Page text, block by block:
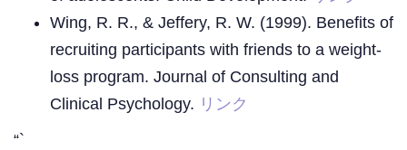
Wing, R. R., & Jeffery, R. W. (1999). Benefits of
recruiting participants with friends to a weight-
loss program. Journal of Consulting and
Clinical Psychology. リンク
“`